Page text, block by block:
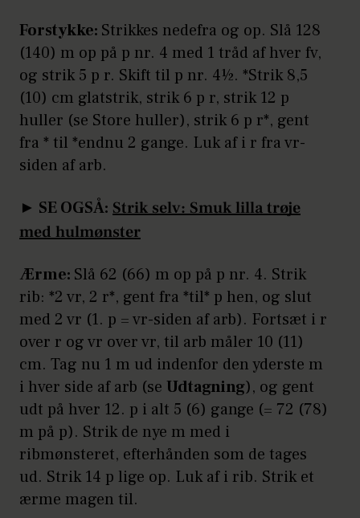
Forstykke: Strikkes nedefra og op. Slå 128
(140) m op på p nr. 4 med 1 tråd af hver fv,
og strik 5 p r. Skift til p nr. 4½. *Strik 8,5
(10) cm glatstrik, strik 6 p r, strik 12 p
huller (se Store huller), strik 6 p r*, gent
fra * til *endnu 2 gange. Luk af i r fra vr-
siden af arb.
► SE OGSÅ: Strik selv: Smuk lilla trøje
med hulmønster
Ærme: Slå 62 (66) m op på p nr. 4. Strik
rib: *2 vr, 2 r*, gent fra *til* p hen, og slut
med 2 vr (1. p = vr-siden af arb). Fortsæt i r
over r og vr over vr, til arb måler 10 (11)
cm. Tag nu 1 m ud indenfor den yderste m
i hver side af arb (se Udtagning), og gent
udt på hver 12. p i alt 5 (6) gange (= 72 (78)
m på p). Strik de nye m med i
ribmønsteret, efterhånden som de tages
ud. Strik 14 p lige op. Luk af i rib. Strik et
ærme magen til.